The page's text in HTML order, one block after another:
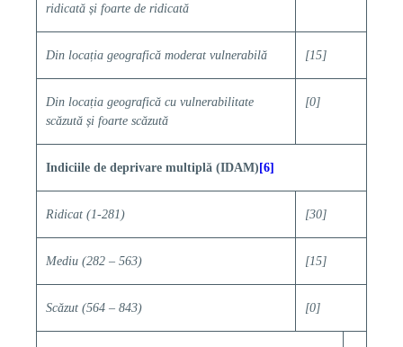
ridicată și foarte de ridicată
Din locația geografică moderat vulnerabilă [15]
Din locația geografică cu vulnerabilitate
scăzută și foarte scăzută
[0]
Indiciile de deprivare multiplă (IDAM)[6]
Ridicat (1-281) [30]
Mediu (282 – 563) [15]
Scăzut (564 – 843) [0]